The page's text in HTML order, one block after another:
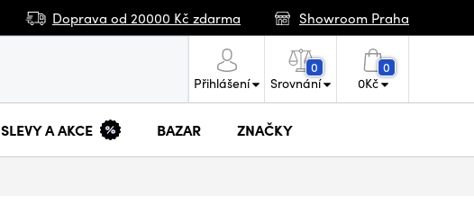
Doprava od 20000 Kč zdarma Showroom Praha
Přihlášení
0
Srovnání
0
0Kč
SLEVY A AKCE BAZAR ZNAČKY